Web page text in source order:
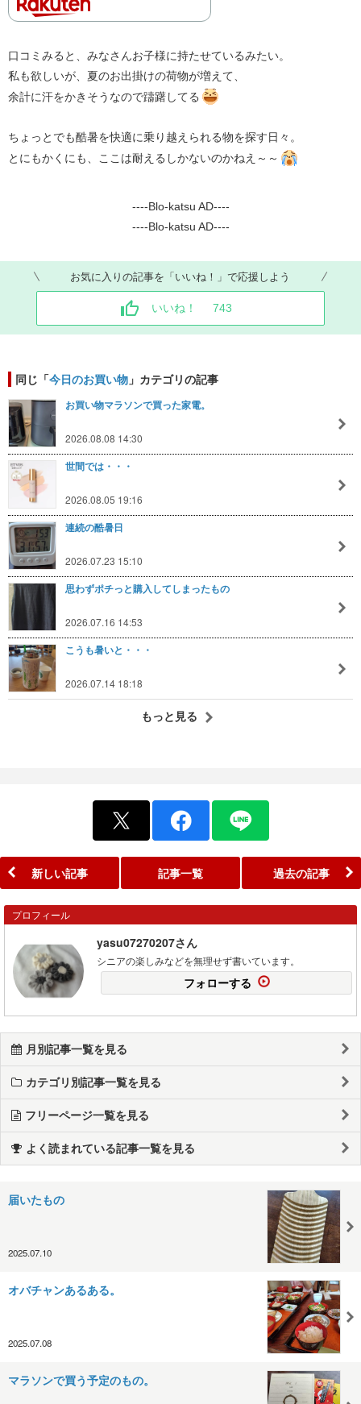
口コミみると、みなさんお子様に持たせているみたい。
私も欲しいが、夏のお出掛けの荷物が増えて、
余計に汗をかきそうなので躊躇してる
ちょっとでも酷暑を快適に乗り越えられる物を探す日々。
とにもかくにも、ここは耐えるしかないのかねえ～～
----Blo-katsu AD----
----Blo-katsu AD----
お気に入りの記事を「いいね！」で応援しよう
いいね！ 743
同じ「今日のお買い物 」カテゴリの記事
お買い物マラソンで買った家電。
2026.08.08 14:30
世間では・・・
2026.08.05 19:16
連続の酷暑日
2026.07.23 15:10
思わずポチっと購入してしまったもの
2026.07.16 14:53
こうも暑いと・・・
2026.07.14 18:18
もっと見る
新しい記事 記事一覧 過去の記事
プロフィール
yasu07270207さん
シニアの楽しみなどを無理せず書いています。
フォローする
月別記事一覧を見る
カテゴリ別記事一覧を見る
フリーページ一覧を見る
よく読まれている記事一覧を見る
届いたもの
2025.07.10
オバチャンあるある。
2025.07.08
マラソンで買う予定のもの。